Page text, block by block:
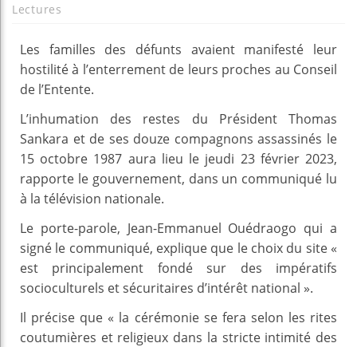
Lectures
Les familles des défunts avaient manifesté leur
hostilité à l’enterrement de leurs proches au Conseil
de l’Entente.
L’inhumation des restes du Président Thomas
Sankara et de ses douze compagnons assassinés le
15 octobre 1987 aura lieu le jeudi 23 février 2023,
rapporte le gouvernement, dans un communiqué lu
à la télévision nationale.
Le porte-parole, Jean-Emmanuel Ouédraogo qui a
signé le communiqué, explique que le choix du site «
est principalement fondé sur des impératifs
socioculturels et sécuritaires d’intérêt national ».
Il précise que « la cérémonie se fera selon les rites
coutumières et religieux dans la stricte intimité des